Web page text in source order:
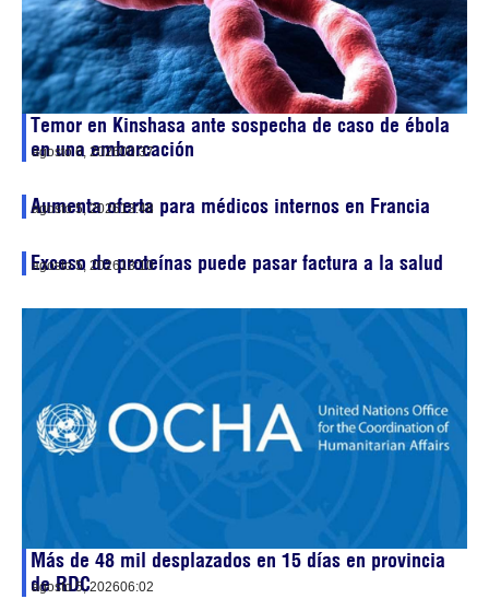
Temor en Kinshasa ante sospecha de caso de ébola
en una embarcación
agosto 6, 202600:37
Aumenta oferta para médicos internos en Francia
agosto 5, 202613:48
Exceso de proteínas puede pasar factura a la salud
agosto 5, 202613:10
Más de 48 mil desplazados en 15 días en provincia
de RDC
agosto 5, 202606:02